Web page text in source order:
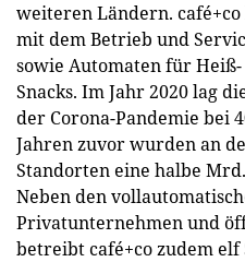
weiteren Ländern.
mit dem Betrieb und
sowie Automaten für
Snacks. Im Jahr 2020 lag
der Corona-Pandemie bei
Jahren zuvor wurden an
Standorten eine halbe
Neben den
Privatunternehmen und
betreibt café+co zudem